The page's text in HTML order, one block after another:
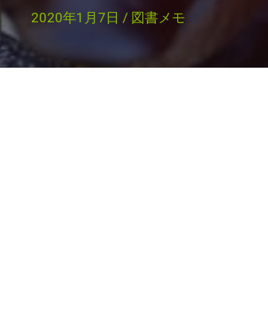
2020年1月7日 / 図書メモ